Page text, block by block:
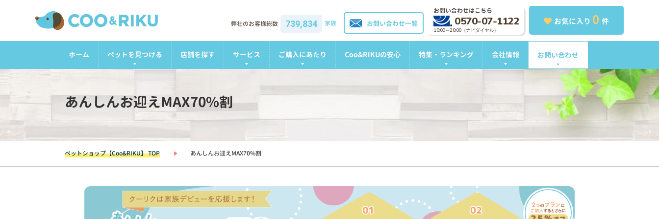
お気に入り 0 件
お問い合わせはこちら
0570-07-1122
10:00～20:00（ナビダイヤル）
お問い合わせ一覧
弊社のお客様総数 739,834 家族
ホーム ペットを見つける 店舗を探す サービス ご購入にあたり Coo&RIKUの安心 特集・ランキング 会社情報 お問い合わせ
あんしんお迎えMAX70%割
ペットショップ【Coo&RIKU】 TOP あんしんお迎えMAX70%割